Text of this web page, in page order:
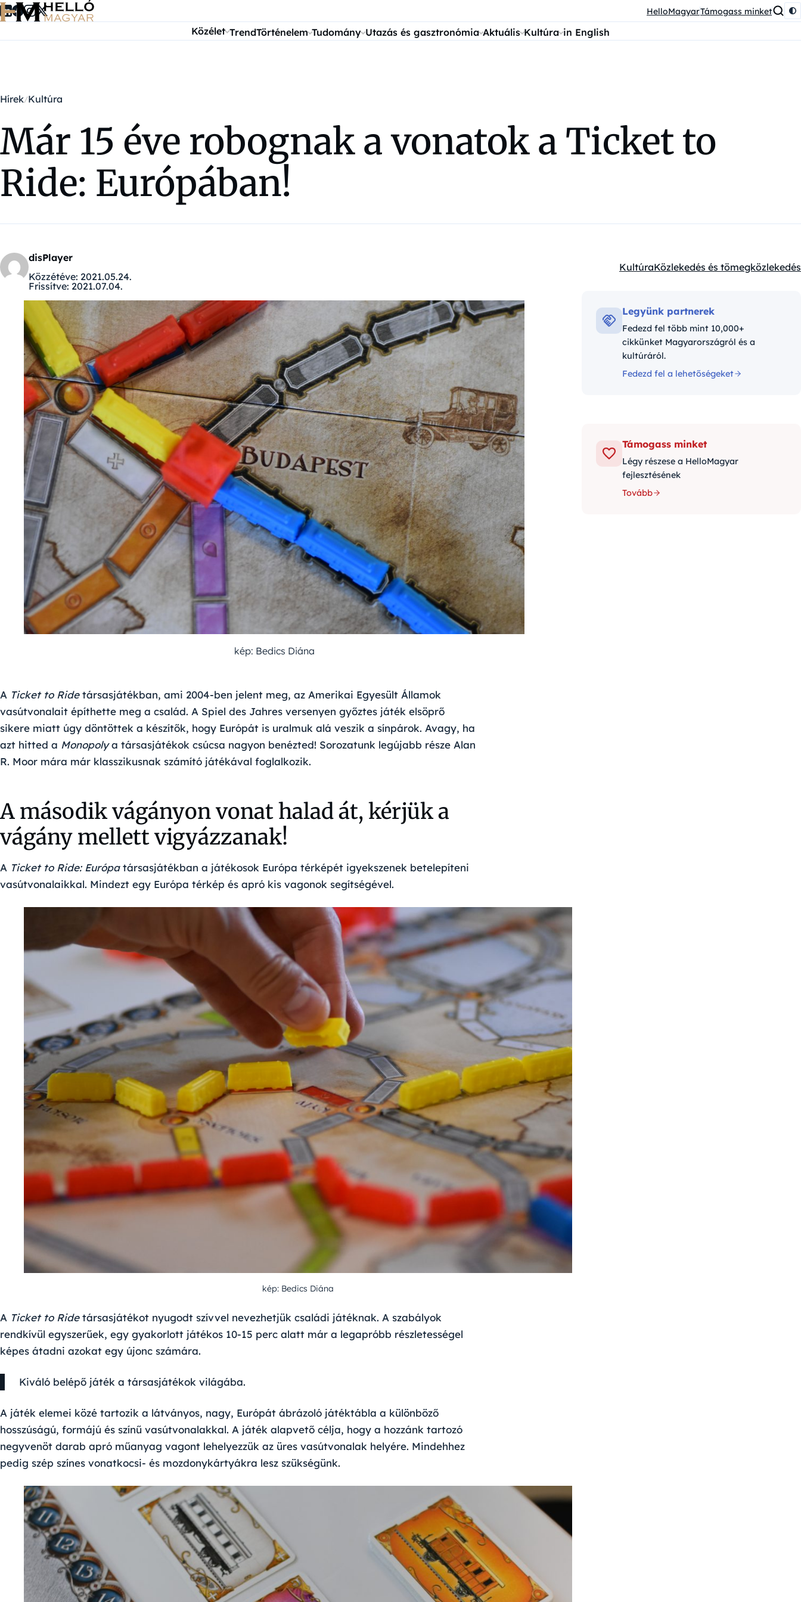
Ugrás a tartalomra HelloMagyarTámogass minket
Közélet TrendTörténelem Tudomány Utazás és gasztronómia Aktuális Kultúra in English
Hírek Kultúra
Már 15 éve robognak a vonatok a Ticket to
Ride: Európában!
disPlayer
Közzétéve: 2021.05.24.
Frissítve: 2021.07.04.
Kategóriák:
KultúraKözlekedés és tömegközlekedés
kép: Bedics Diána
A Ticket to Ridetársasjátékban, ami 2004-ben jelent meg, az Amerikai Egyesült Államok
vasútvonalait építhette meg a család. A Spiel des Jahres versenyen győztes játék elsöprő
sikere miatt úgy döntöttek a készítők, hogy Európát is uralmuk alá veszik a sínpárok. Avagy, ha
azt hitted a Monopolya társasjátékok csúcsa nagyon benézted! Sorozatunk legújabb része Alan
R. Moor mára már klasszikusnak számító játékával foglalkozik.
A második vágányon vonat halad át, kérjük a
vágány mellett vigyázzanak!
A Ticket to Ride: Európatársasjátékban a játékosok Európa térképét igyekszenek betelepíteni
vasútvonalaikkal. Mindezt egy Európa térkép és apró kis vagonok segítségével.
kép: Bedics Diána
A Ticket to Ridetársasjátékot nyugodt szívvel nevezhetjük családi játéknak. A szabályok
rendkívül egyszerűek, egy gyakorlott játékos 10-15 perc alatt már a legapróbb részletességel
képes átadni azokat egy újonc számára.
Kiváló belépő játék a társasjátékok világába.
A játék elemei közé tartozik a látványos, nagy, Európát ábrázoló játéktábla a különböző
hosszúságú, formájú és színű vasútvonalakkal. A játék alapvető célja, hogy a hozzánk tartozó
negyvenöt darab apró műanyag vagont lehelyezzük az üres vasútvonalak helyére. Mindehhez
pedig szép színes vonatkocsi- és mozdonykártyákra lesz szükségünk.
Legyünk partnerek
Fedezd fel több mint 10,000+
cikkünket Magyarországról és a
kultúráról.
Fedezd fel a lehetőségeket
Támogass minket
Légy részese a HelloMagyar
fejlesztésének
Tovább